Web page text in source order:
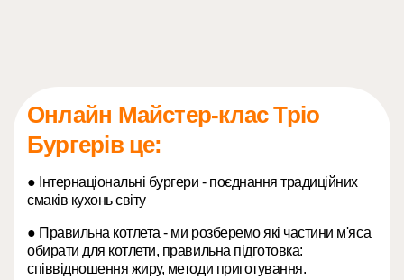
Онлайн Майстер-клас Тріо
Бургерів це:
● Інтернаціональні бургери - поєднання традиційних
смаків кухонь світу
● Правильна котлета - ми розберемо які частини м'яса
обирати для котлети, правильна підготовка:
співвідношення жиру, методи приготування.